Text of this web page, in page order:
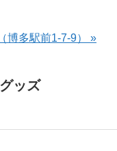
博多駅前1-7-9） »
ッズ